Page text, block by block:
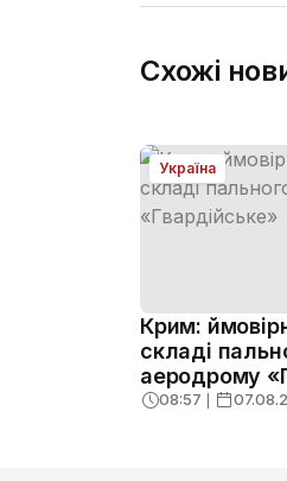
Схожі
Україна
Крим:
складі
аеродрому
08:57 ❘